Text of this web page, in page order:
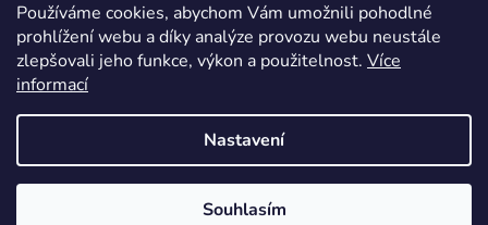
Používáme cookies, abychom Vám umožnili pohodlné
prohlížení webu a díky analýze provozu webu neustále
zlepšovali jeho funkce, výkon a použitelnost. Více
informací
Nastavení
Souhlasím
778 011 878
Vytvořil Shoptet
AAA Fishing Praha s.r.o.